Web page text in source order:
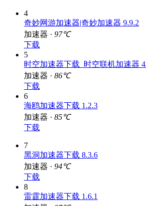
4
奇妙网游加速器|奇妙加速器 9.9.2
加速器 · 97℃
下载
5
时空加速器下载_时空联机加速器
加速器 · 86℃
下载
6
海鸥加速器下载 1.2.3
加速器 · 85℃
下载
7
黑洞加速器下载 8.3.6
加速器 · 94℃
下载
8
雷霆加速器下载 1.6.1